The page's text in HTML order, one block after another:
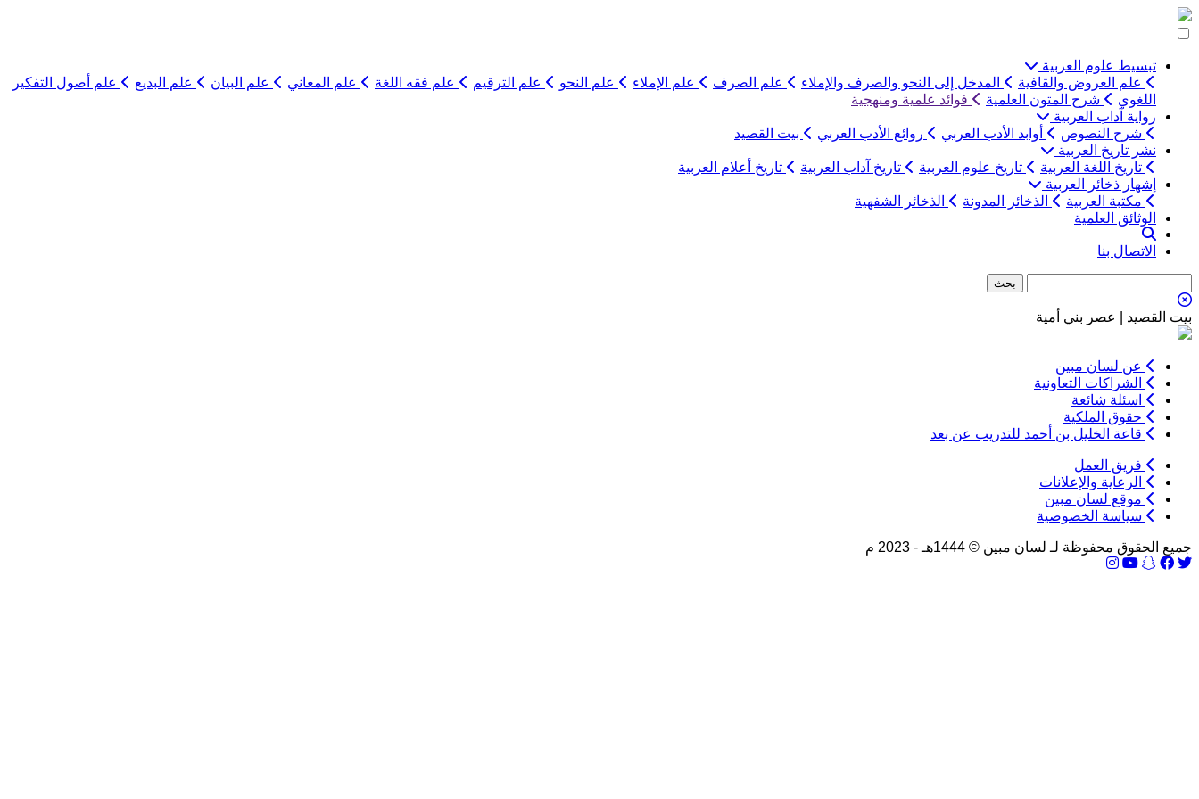
التخطي
إلى
تبسيط علوم العربية
علم العروض والقافية
المدخل إلى النحو والصرف والإملاء علم الصرف علم الإملاء علم النحو علم الترقيم علم فقه اللغة علم المعاني علم البيان علم البديع
علم أصول التفكير
اللغوي
شرح المتون العلمية
فوائد علمية ومنهجية
رواية آداب العربية
شرح النصوص
أوابد الأدب العربي روائع الأدب العربي
بيت القصيد
نشر تاريخ العربية
تاريخ اللغة العربية
تاريخ علوم العربية تاريخ آداب العربية
تاريخ أعلام العربية
إشهار ذخائر العربية
مكتبة العربية
الذخائر المدونة
الذخائر الشفهية
الوثائق العلمية
الاتصال بنا
بيت القصيد | عصر بني أمية
عن لسان مبين
الشراكات التعاونية
اسئلة شائعة
حقوق الملكية
قاعة الخليل بن أحمد للتدريب عن بعد
فريق العمل
الرعاية والإعلانات
موقع لسان مبين
سياسة الخصوصية
جميع الحقوق محفوظة لـ لسان مبين © 1444هـ - 2023 م